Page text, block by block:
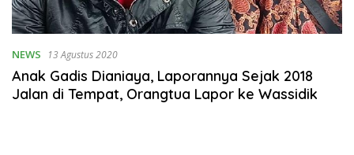
NEWS 13 Agustus 2020
Anak Gadis Dianiaya, Laporannya Sejak 2018
Jalan di Tempat, Orangtua Lapor ke Wassidik